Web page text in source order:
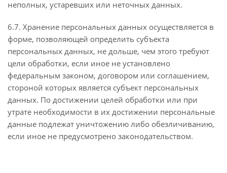
неполных, устаревших или неточных данных.
6.7. Хранение персональных данных осуществляется в
форме, позволяющей определить субъекта
персональных данных, не дольше, чем этого требуют
цели обработки, если иное не установлено
федеральным законом, договором или соглашением,
стороной которых является субъект персональных
данных. По достижении целей обработки или при
утрате необходимости в их достижении персональные
данные подлежат уничтожению либо обезличиванию,
если иное не предусмотрено законодательством.